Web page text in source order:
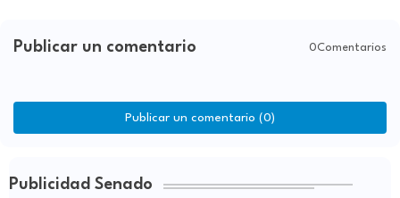
Publicar un comentario 0Comentarios
Publicar un comentario (0)
Publicidad Senado